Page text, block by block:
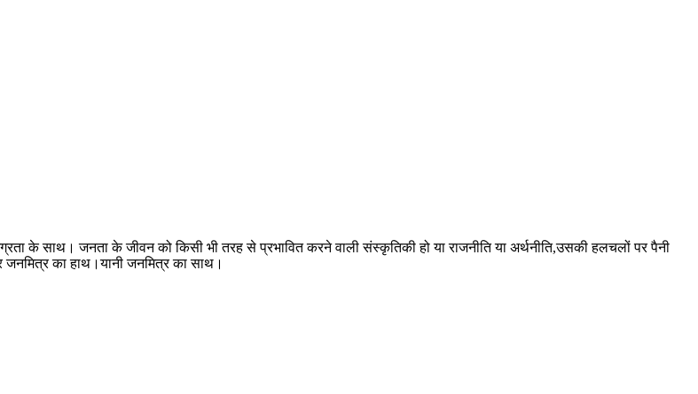
के साथ। जनता के जीवन को किसी भी तरह से प्रभावित करने वाली संस्कृतिकी हो या राजनीति या अर्थनीति,उसकी हलचलों पर पैनी
जनमित्र का हाथ।यानी जनमित्र का साथ।